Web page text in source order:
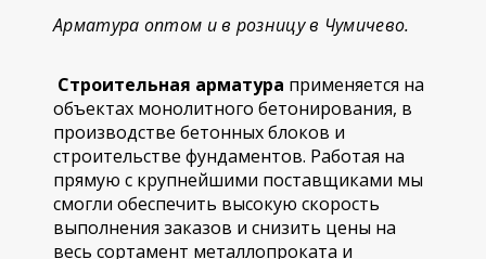
Арматура оптом и в розницу в Чумичево.
Строительная арматура применяется на
объектах монолитного бетонирования, в
производстве бетонных блоков и
строительстве фундаментов. Работая на
прямую с крупнейшими поставщиками мы
смогли обеспечить высокую скорость
выполнения заказов и снизить цены на
весь сортамент металлопроката и